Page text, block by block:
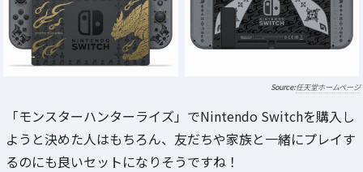
任天堂ホームページ
「モンスターハンターライズ」でNintendo Switchを購入し
ようと決めた人はもちろん、友だちや家族と一緒にプレイす
るのにも良いセットになりそうですね！